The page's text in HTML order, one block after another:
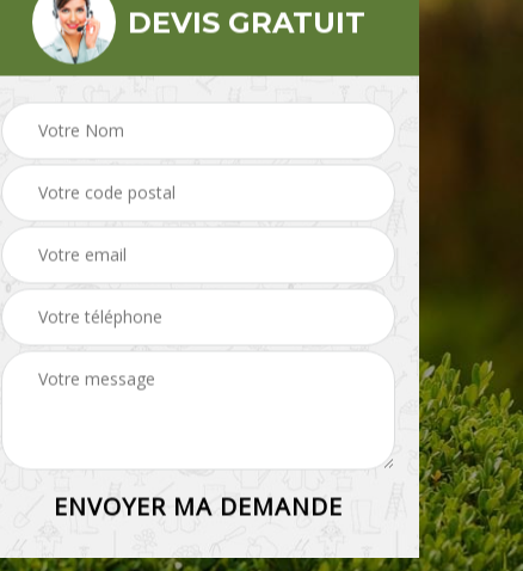
Pose et changement
grillage et clôture 45
Dessouchage arbre et
haie 45
DEVIS GRATUIT